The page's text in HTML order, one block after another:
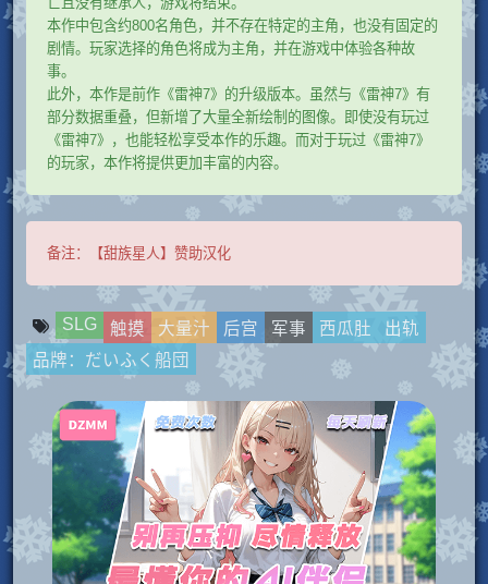
本作中包含约800名角色，并不存在特定的主角，也没有固定的
剧情。玩家选择的角色将成为主角，并在游戏中体验各种故
事。
此外，本作是前作《雷神7》的升级版本。虽然与《雷神7》有
部分数据重叠，但新增了大量全新绘制的图像。即使没有玩过
《雷神7》，也能轻松享受本作的乐趣。而对于玩过《雷神7》
的玩家，本作将提供更加丰富的内容。
备注： 【甜族星人】赞助汉化
SLG 触摸 大量汁 后宫 军事 西瓜肚
出轨
品牌：だいふく船団